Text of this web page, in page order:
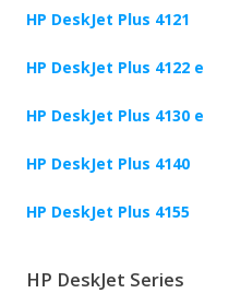
HP DeskJet Plus 4121
HP DeskJet Plus 4122 e
HP DeskJet Plus 4130 e
HP DeskJet Plus 4140
HP DeskJet Plus 4155
HP DeskJet Series